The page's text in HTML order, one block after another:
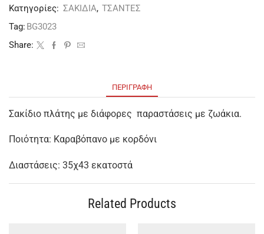
Κατηγορίες: ΣΑΚΙΔΙΑ, ΤΣΑΝΤΕΣ
Tag: BG3023
Share:
ΠΕΡΙΓΡΑΦΉ
Σακίδιο πλάτης με διάφορες παραστάσεις με ζωάκια.
Ποιότητα: Καραβόπανο με κορδόνι
Διαστάσεις: 35χ43 εκατοστά
Related Products